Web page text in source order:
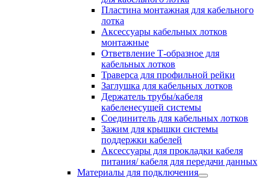
Пластина монтажная для кабельного
лотка
Аксессуары кабельных лотков
монтажные
Ответвление Т-образное для
кабельных лотков
Траверса для профильной рейки
Заглушка для кабельных лотков
Держатель трубы/кабеля
кабеленесущей системы
Соединитель для кабельных лотков
Зажим для крышки системы
поддержки кабелей
Аксессуары для прокладки кабеля
питания/ кабеля для передачи данных
Материалы для подключения